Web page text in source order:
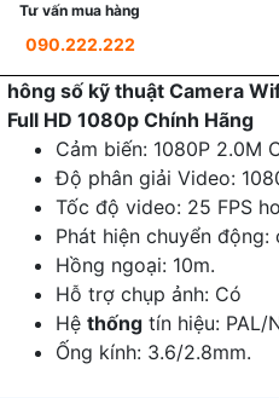
Tư vấn mua hàng
090.222.222
hông số kỹ thuật Camera
Full HD 1080p Chính Hãng
Cảm biến: 1080P 2.0M
Độ phân giải Video:
Tốc độ video: 25 FPS
Phát hiện chuyển động:
Hồng ngoại: 10m.
Hỗ trợ chụp ảnh: Có
Hệ thống tín hiệu: PAL/
Ống kính: 3.6/2.8mm.